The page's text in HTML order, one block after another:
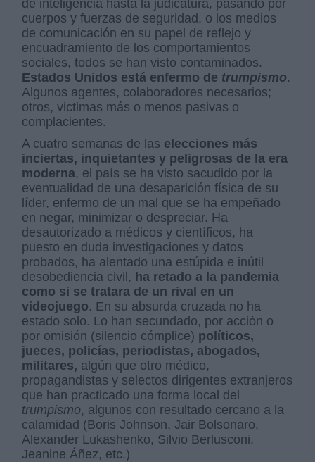
de inteligencia hasta la judicatura, pasando por
cuerpos y fuerzas de seguridad, o los medios
de comunicación en su papel de reflejo y
encuadramiento de los comportamientos
sociales, todos se han visto contaminados.
Estados Unidos está enfermo de trumpismo.
Algunos agentes, colaboradores necesarios;
otros, victimas más o menos pasivas o
complacientes.
A cuatro semanas de las elecciones más
inciertas, inquietantes y peligrosas de la era
moderna, el país se ha visto sacudido por la
eventualidad de una desaparición física de su
líder, enfermo de un mal que se ha empeñado
en negar, minimizar o despreciar. Ha
desautorizado a médicos y científicos, ha
puesto en duda investigaciones y datos
probados, ha alentado una estúpida e inútil
desobediencia civil, ha retado a la pandemia
como si se tratara de un rival en un
videojuego. En su absurda cruzada no ha
estado solo. Lo han secundado, por acción o
por omisión (silencio cómplice) políticos,
jueces, policías, periodistas, abogados,
militares, algún que otro médico,
propagandistas y selectos dirigentes extranjeros
que han practicado una forma local del
trumpismo, algunos con resultado cercano a la
calamidad (Boris Johnson, Jair Bolsonaro,
Alexander Lukashenko, Silvio Berlusconi,
Jeanine Áñez, etc.)